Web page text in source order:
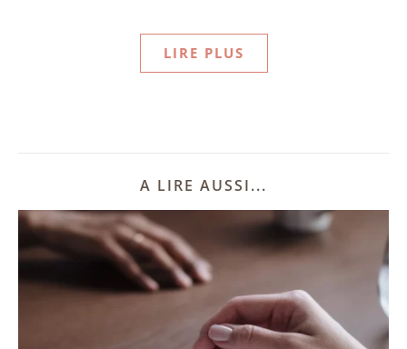
LIRE PLUS
A LIRE AUSSI...